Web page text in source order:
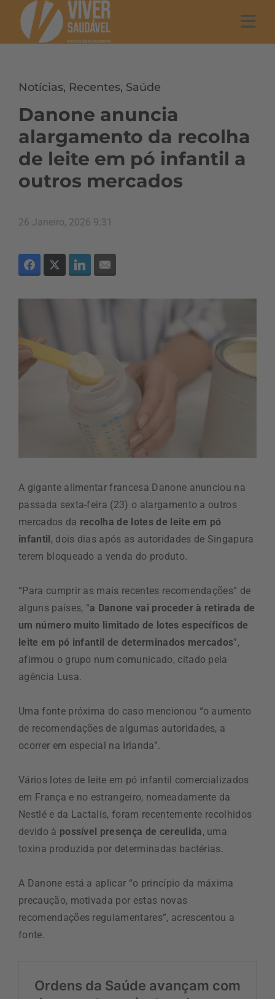
Notícias, Recentes, Saúde
Danone anuncia
alargamento da recolha
de leite em pó infantil a
outros mercados
26 Janeiro, 2026 9:31
A gigante alimentar francesa Danone anunciou na
passada sexta-feira (23) o alargamento a outros
mercados da recolha de lotes de leite em pó
infantil, dois dias após as autoridades de Singapura
terem bloqueado a venda do produto.
“Para cumprir as mais recentes recomendações” de
alguns países, “a Danone vai proceder à retirada de
um número muito limitado de lotes específicos de
leite em pó infantil de determinados mercados”,
afirmou o grupo num comunicado, citado pela
agência Lusa.
Uma fonte próxima do caso mencionou “o aumento
de recomendações de algumas autoridades, a
ocorrer em especial na Irlanda”.
Vários lotes de leite em pó infantil comercializados
em França e no estrangeiro, nomeadamente da
Nestlé e da Lactalis, foram recentemente recolhidos
devido à possível presença de cereulida, uma
toxina produzida por determinadas bactérias.
A Danone está a aplicar “o princípio da máxima
precaução, motivada por estas novas
recomendações regulamentares”, acrescentou a
fonte.